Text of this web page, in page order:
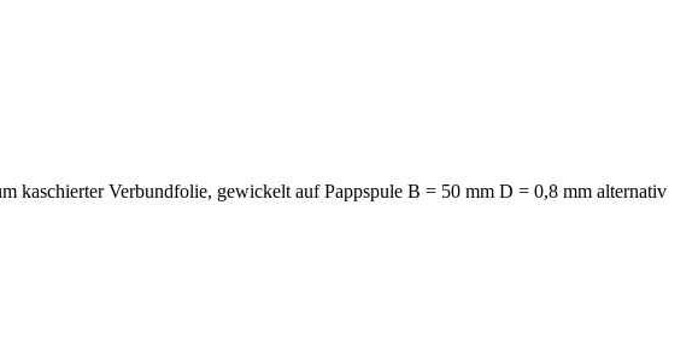
kaschierter Verbundfolie, gewickelt auf Pappspule B = 50 mm D = 0,8 mm alternativ